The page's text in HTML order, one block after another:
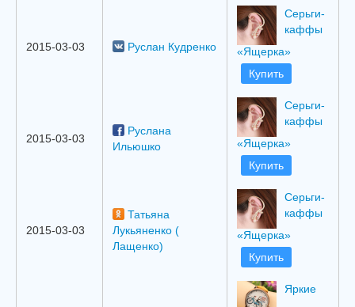
2015-03-03 Руслан Кудренко
Серьги-
каффы
«Ящерка»
Купить
2015-03-03
Руслана
Ильюшко
Серьги-
каффы
«Ящерка»
Купить
2015-03-03
Татьяна
Лукьяненко (
Лащенко)
Серьги-
каффы
«Ящерка»
Купить
Яркие